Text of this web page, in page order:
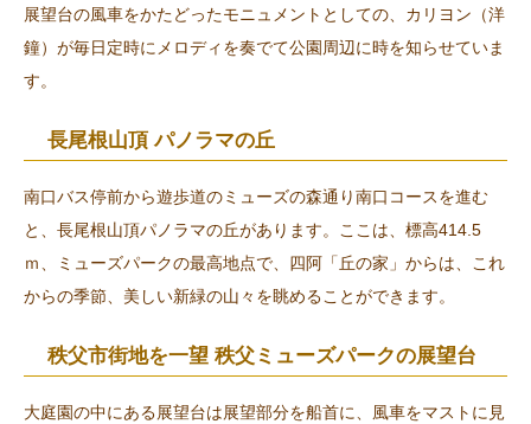
展望台の風車をかたどったモニュメントとしての、カリヨン（洋
鐘）が毎日定時にメロディを奏でて公園周辺に時を知らせていま
す。
長尾根山頂 パノラマの丘
南口バス停前から遊歩道のミューズの森通り南口コースを進む
と、長尾根山頂パノラマの丘があります。ここは、標高414.5
ｍ、ミューズパークの最高地点で、四阿「丘の家」からは、これ
からの季節、美しい新緑の山々を眺めることができます。
秩父市街地を一望 秩父ミューズパークの展望台
大庭園の中にある展望台は展望部分を船首に、風車をマストに見